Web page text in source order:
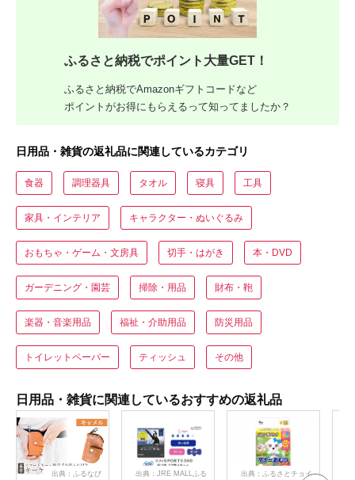
ふるさと納税でポイント大量GET！
ふるさと納税でAmazonギフトコードなど
ポイントがお得にもらえるって知ってましたか？
日用品・雑貨の返礼品に関連しているカテゴリ
食器 調理器具 タオル 寝具 工具
家具・インテリア キャラクター・ぬいぐるみ
おもちゃ・ゲーム・文房具 切手・はがき 本・DVD
ガーデニング・園芸 掃除・用品 財布・鞄
楽器・音楽用品 福祉・介助用品 防災用品
トイレットペーパー ティッシュ その他
日用品・雑貨に関連しているおすすめの返礼品
出典：ふるなび
出典：JRE MALLふる
出典：ふるさとチョイ